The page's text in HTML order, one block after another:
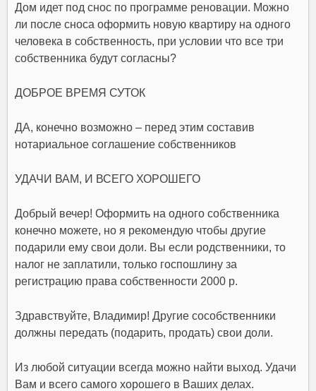
Дом идет под снос по программе реновации. Можно
ли после сноса оформить новую квартиру на одного
человека в собственность, при условии что все три
собственника будут согласны?
ДОБРОЕ ВРЕМЯ СУТОК
ДА, конечно возможно – перед этим составив
нотариальное соглашение собственников
УДАЧИ ВАМ, И ВСЕГО ХОРОШЕГО
Добрый вечер! Оформить на одного собственника
конечно можете, но я рекомендую чтобы другие
подарили ему свои доли. Вы если родственники, то
налог не заплатили, только госпошлину за
регистрацию права собственности 2000 р.
Здравствуйте, Владимир! Другие сособственники
должны передать (подарить, продать) свои доли.
Из любой ситуации всегда можно найти выход. Удачи
Вам и всего самого хорошего в Ваших делах.